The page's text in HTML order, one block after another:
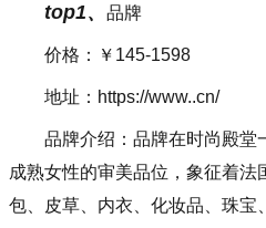
top1、 品牌
价格：￥145-1598
地址：https://www..cn/
品牌介绍：品牌在时尚殿堂
成熟女性的审美品位，象征着
包、皮草、内衣、化妆品、珠宝